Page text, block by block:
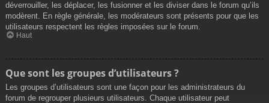
déverrouiller, les déplacer, les fusionner et les diviser dans le forum qu’ils
modèrent. En règle générale, les modérateurs sont présents pour que les
utilisateurs respectent les règles imposées sur le forum.
Haut
Que sont les groupes d’utilisateurs ?
Les groupes d’utilisateurs sont une façon pour les administrateurs du
forum de regrouper plusieurs utilisateurs. Chaque utilisateur peut